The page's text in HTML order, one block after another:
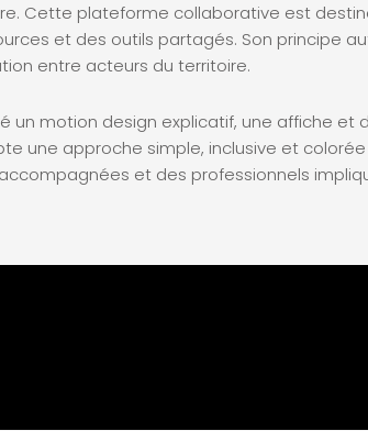
Cette plateforme collaborative est
et des outils partagés. Son principe
entre acteurs du territoire.
un motion design explicatif, une affiche et
une approche simple, inclusive et
et des professionnels